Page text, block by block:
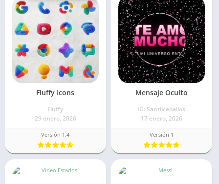
Fluffy Icons
Fluffy
29 enero, 2026
Versión 1.4
Mensaje Oculto
IG: Santiiceballos
17 enero, 2026
Versión 1